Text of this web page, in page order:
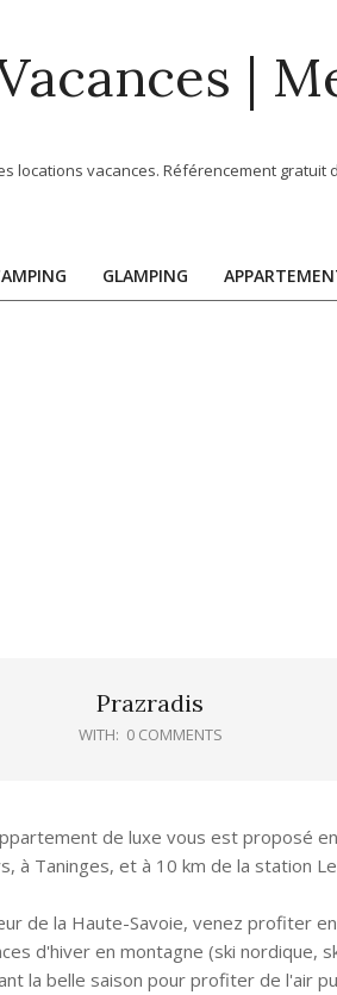
|
locations vacances. Référencement
GLAMPING
Prazradis
WITH: 0 COMMENTS
de luxe vous est proposé
à Taninges, et à 10 km de la station
de la Haute-Savoie, venez profiter
d'hiver en montagne (ski nordique,
la belle saison pour profiter de l'air